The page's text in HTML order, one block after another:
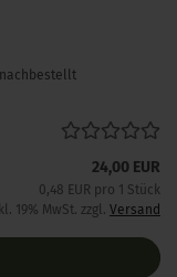
24,00 EUR
0,48 EUR pro 1 Stück
19% MwSt. zzgl. Versand